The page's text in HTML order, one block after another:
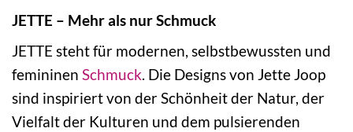
JETTE – Mehr als nur Schmuck
JETTE steht für modernen, selbstbewussten und
femininen Schmuck. Die Designs von Jette Joop
sind inspiriert von der Schönheit der Natur, der
Vielfalt der Kulturen und dem pulsierenden